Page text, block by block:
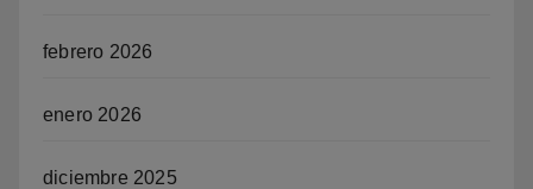
febrero 2026
enero 2026
diciembre 2025